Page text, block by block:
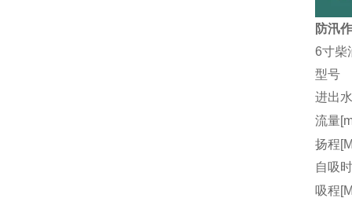
防汛
6寸柴
型号
进出
流量
扬程
自吸
吸程